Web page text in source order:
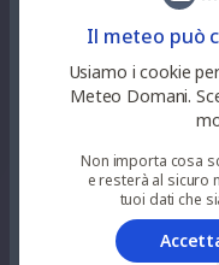
32°
0
UV
0%
UV
32°
0%
UV
Il meteo può
Usiamo i cookie
Meteo Domani.
Non importa cosa
e resterà al sicuro
tuoi dati che